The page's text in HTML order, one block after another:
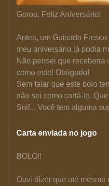
Gorou, Feliz Aniversário!
Antes, um Guisado
meu aniversário já podia
Não pensei que receberia
como este! Obrigado!
Sem falar que este bolo
não sei como cortá-lo.
Snif... Você tem alguma
Carta enviada no jogo
BOLO!!
Ouvi dizer que até mesmo